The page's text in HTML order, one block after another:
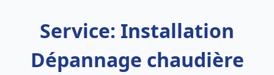
Service: Installation
Dépannage chaudière